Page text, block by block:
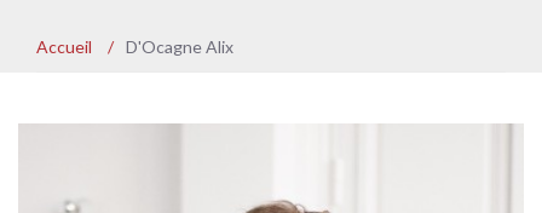
Accueil / D'Ocagne Alix